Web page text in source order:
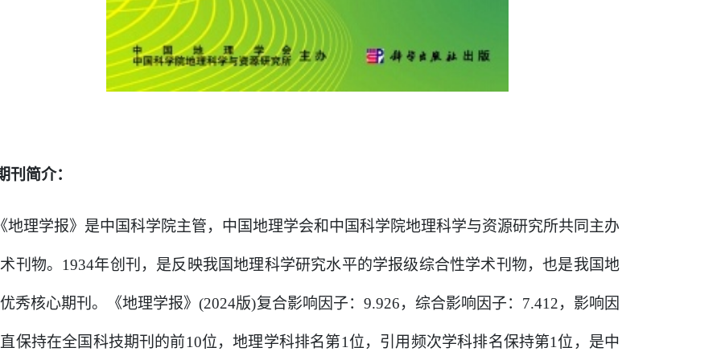
刊简介：
《地理学报》是中国科学院主管，中国地理学会和中国科学院地理科学与资源研究所共同主办
刊物。 1934年创刊，是反映我国地理科学研究水平的学报级综合性学术刊物，也是我国地
秀核心期刊。 《地理学报》(2024版)复合影响因子：9.926， 综合影响因子： 7.412， 影响因
保持在全国科技期刊的前10位，地理学科排名第1位， 引用频次学科排名保持第1位 ，是中